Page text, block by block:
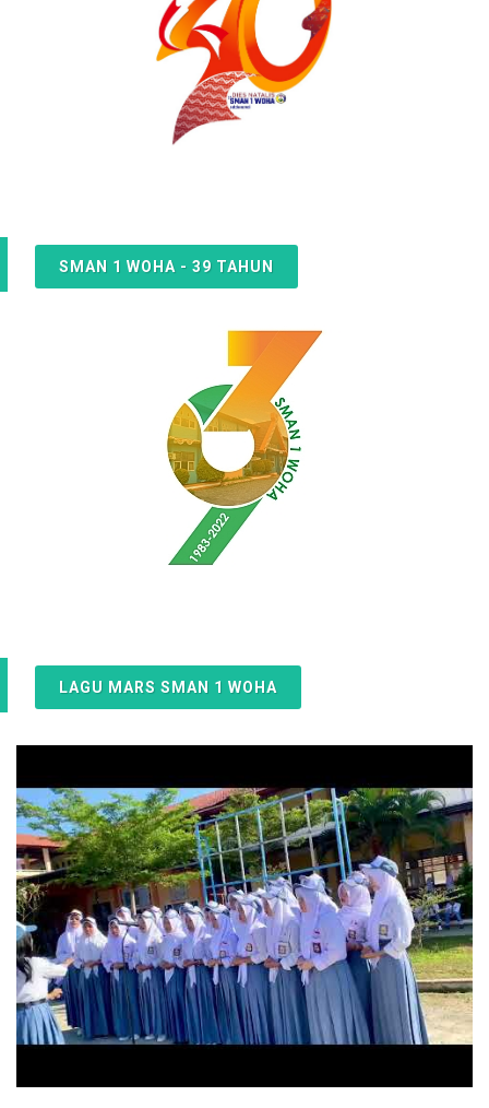
SMAN 1 WOHA - 39 TAHUN
LAGU MARS SMAN 1 WOHA